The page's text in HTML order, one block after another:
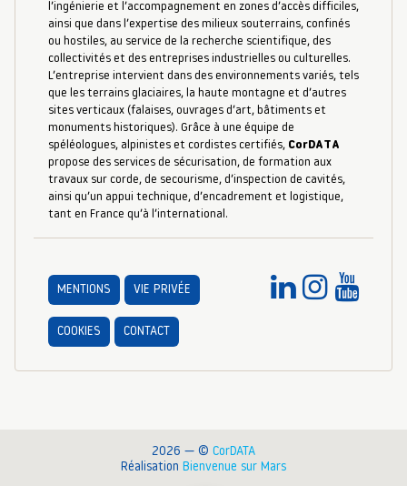
l’ingénierie et l’accompagnement en zones d’accès difficiles,
ainsi que dans l’expertise des milieux souterrains, confinés
ou hostiles, au service de la recherche scientifique, des
collectivités et des entreprises industrielles ou culturelles.
L’entreprise intervient dans des environnements variés, tels
que les terrains glaciaires, la haute montagne et d’autres
sites verticaux (falaises, ouvrages d’art, bâtiments et
monuments historiques). Grâce à une équipe de
spéléologues, alpinistes et cordistes certifiés, CorDATA
propose des services de sécurisation, de formation aux
travaux sur corde, de secourisme, d’inspection de cavités,
ainsi qu’un appui technique, d’encadrement et logistique,
tant en France qu’à l’international.
MENTIONS VIE PRIVÉE
COOKIES CONTACT
2026 — © CorDATA
Réalisation Bienvenue sur Mars